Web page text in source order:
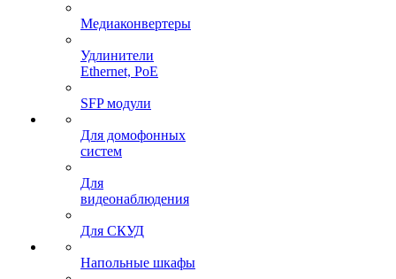
Медиаконвертеры
Удлинители
Ethernet, PoE
SFP модули
Для домофонных
систем
Для
видеонаблюдения
Для СКУД
Напольные шкафы